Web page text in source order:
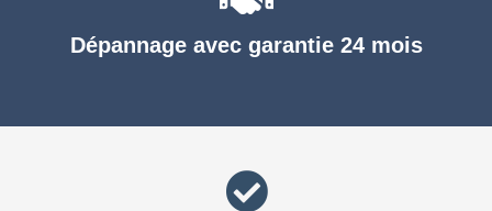
Dépannage avec garantie 24 mois